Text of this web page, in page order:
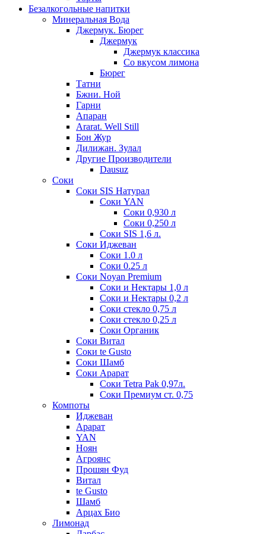
Безалкогольные напитки
Минеральная Вода
Джермук. Бюрег
Джермук
Джермук классика
Со вкусом лимона
Бюрег
Татни
Бжни. Ной
Гарни
Апаран
Ararat. Well Still
Бон Жур
Дилижан. Зулал
Другие Производители
Dausuz
Соки
Соки SIS Натурал
Соки YAN
Соки 0,930 л
Соки 0,250 л
Соки SIS 1,6 л.
Соки Иджеван
Соки 1.0 л
Соки 0.25 л
Соки Noyan Premium
Соки и Нектары 1,0 л
Соки и Нектары 0,2 л
Соки стекло 0,75 л
Соки стекло 0,25 л
Соки Органик
Соки Витал
Соки te Gusto
Соки Шамб
Соки Арарат
Соки Tetra Pak 0,97л.
Соки Премиум ст. 0,75
Компоты
Иджеван
Арарат
YAN
Ноян
Агроянс
Прошян Фуд
Витал
te Gusto
Шамб
Арцах Био
Лимонад